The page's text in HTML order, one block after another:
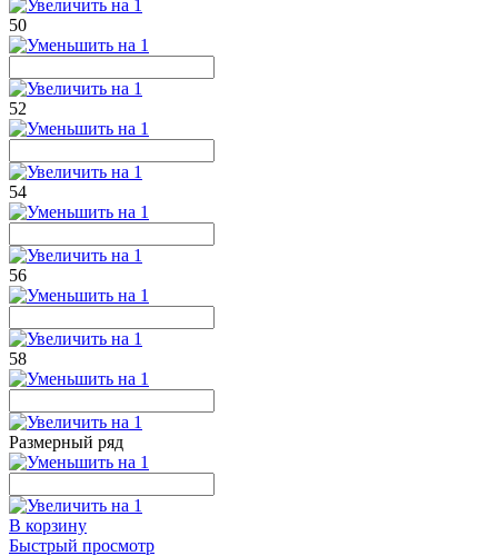
50
52
54
56
58
Размерный ряд
В корзину
Быстрый просмотр